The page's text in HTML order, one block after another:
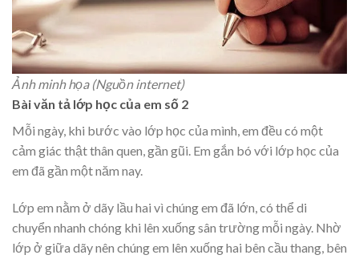
Ảnh minh họa (Nguồn internet)
Bài văn tả lớp học của em số 2
Mỗi ngày, khi bước vào lớp học của mình, em đều có một
cảm giác thật thân quen, gần gũi. Em gắn bó với lớp học của
em đã gần một năm nay.
Lớp em nằm ở dãy lầu hai vì chúng em đã lớn, có thể di
chuyển nhanh chóng khi lên xuống sân trường mỗi ngày. Nhờ
lớp ở giữa dãy nên chúng em lên xuống hai bên cầu thang, bên